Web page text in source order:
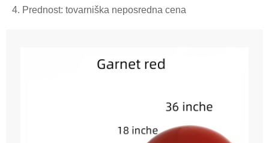
4. Prednost: tovarniška neposredna cena